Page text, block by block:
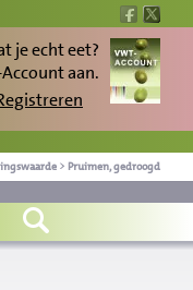
je echt eet?
aan.
> Pruimen, gedroogd